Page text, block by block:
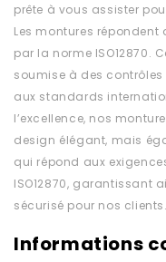
prête à vous assister
Les montures
par la norme ISO12870.
soumise à des
aux standards
l’excellence, nos
design élégant, mais
qui répond aux
ISO12870, garantissant
sécurisé pour nos clients.
Informations